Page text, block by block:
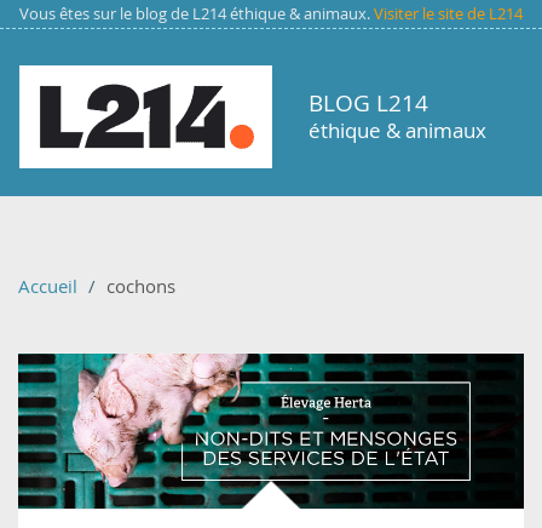
Aller au contenu principal
Vous êtes sur le blog de L214 éthique & animaux.Visiter le site de L214
BLOG L214
éthique & animaux
Accueil cochons